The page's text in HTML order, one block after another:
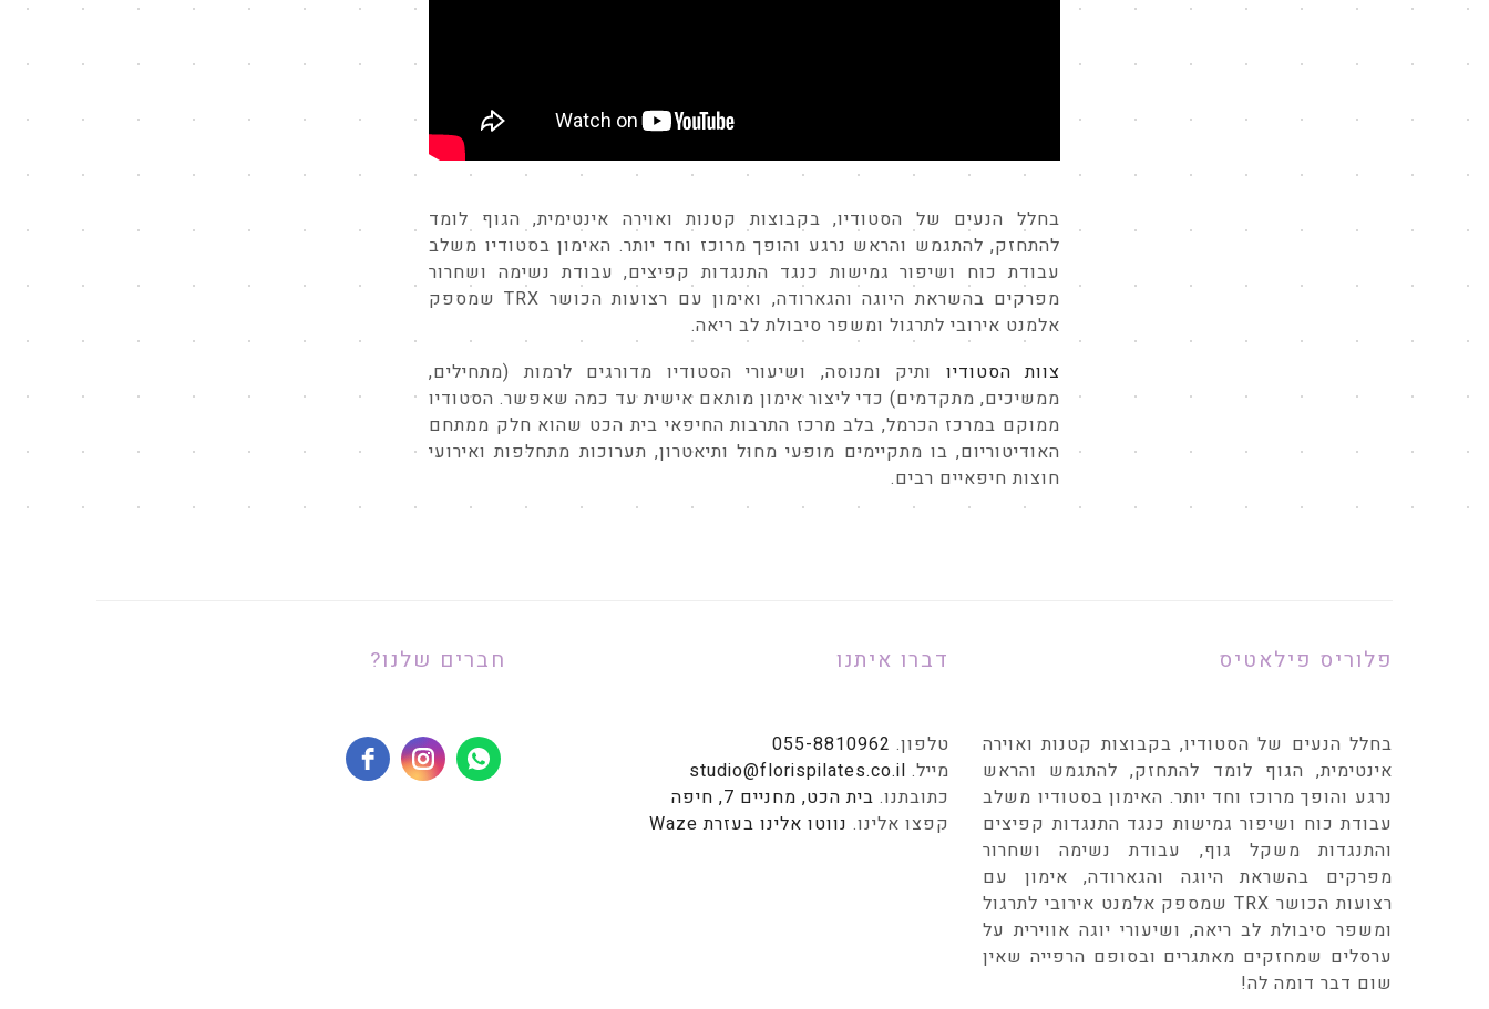
בחלל הנעים של הסטודיו, בקבוצות קטנות ואוירה אינטימית, הגוף לומד
להתחזק, להתגמש והראש נרגע והופך מרוכז וחד יותר. האימון בסטודיו משלב
עבודת כוח ושיפור גמישות כנגד התנגדות קפיצים, עבודת נשימה ושחרור
מפרקים בהשראת היוגה והגארודה, ואימון עם רצועות הכושר TRX שמספק
אלמנט אירובי לתרגול ומשפר סיבולת לב ריאה.
צוות הסטודיו ותיק ומנוסה, ושיעורי הסטודיו מדורגים לרמות (מתחילים,
ממשיכים, מתקדמים) כדי ליצור אימון מותאם אישית עד כמה שאפשר. הסטודיו
ממוקם במרכז הכרמל, בלב מרכז התרבות החיפאי בית הכט שהוא חלק ממתחם
האודיטוריום, בו מתקיימים מופעי מחול ותיאטרון, תערוכות מתחלפות ואירועי
חוצות חיפאיים רבים.
פלוריס פילאטיס
בחלל הנעים של הסטודיו, בקבוצות קטנות ואוירה
אינטימית, הגוף לומד להתחזק, להתגמש והראש
נרגע והופך מרוכז וחד יותר. האימון בסטודיו משלב
עבודת כוח ושיפור גמישות כנגד התנגדות קפיצים
והתנגדות משקל גוף, עבודת נשימה ושחרור
מפרקים בהשראת היוגה והגארודה, אימון עם
רצועות הכושר TRX שמספק אלמנט אירובי לתרגול
ומשפר סיבולת לב ריאה, ושיעורי יוגה אווירית על
ערסלים שמחזקים מאתגרים ובסופם הרפייה שאין
שום דבר דומה לה!
דברו איתנו
טלפון. 055-8810962
מייל. studio@florispilates.co.il
כתובתנו. בית הכט, מחניים 7, חיפה
קפצו אלינו. נווטו אלינו בעזרת Waze
חברים שלנו?